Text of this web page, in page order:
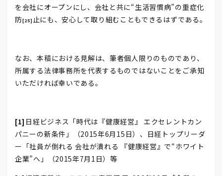
を会社にオープンにし、会社と共に“生活習慣病”の重症化
防[25] 止にも、安心して取り組むこともできるはずである。
なお、本稿における見解は、筆者個人限りのものであり、
所属する法律事務所を代表するものではないことをご承知
いただければ幸いである。
[1] 日経ビジネス「時代は『健康経営』 エクセレントカン
パニーの新条件」（2015年6月15日）、日経トップリーダ
ー「社員が倒れる 会社が潰れる 『健康経営』で“ホワイト
企業”へ」（2015年7月1日）等